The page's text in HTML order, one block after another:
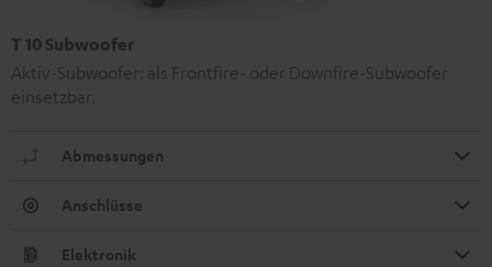
T 10 Subwoofer
Aktiv-Subwoofer: als Frontfire- oder Downfire-Subwoofer
einsetzbar.
Abmessungen
Anschlüsse
Elektronik